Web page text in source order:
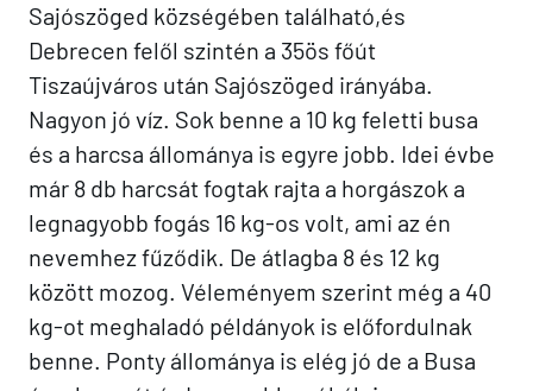
Sajószöged községében található,és
Debrecen felől szintén a 35ös főút
Tiszaújváros után Sajószöged irányába.
Nagyon jó víz. Sok benne a 10 kg feletti busa
és a harcsa állománya is egyre jobb. Idei évbe
már 8 db harcsát fogtak rajta a horgászok a
legnagyobb fogás 16 kg-os volt, ami az én
nevemhez fűződik. De átlagba 8 és 12 kg
között mozog. Véleményem szerint még a 40
kg-ot meghaladó példányok is előfordulnak
benne. Ponty állománya is elég jó de a Busa